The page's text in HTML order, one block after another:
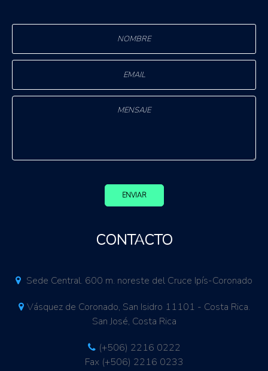
ENVIAR
CONTACTO
Sede Central. 600 m. noreste del Cruce Ipís-Coronado
Vásquez de Coronado, San Isidro 11101 - Costa Rica.
San José, Costa Rica
(+506) 2216 0222
Fax (+506) 2216 0233